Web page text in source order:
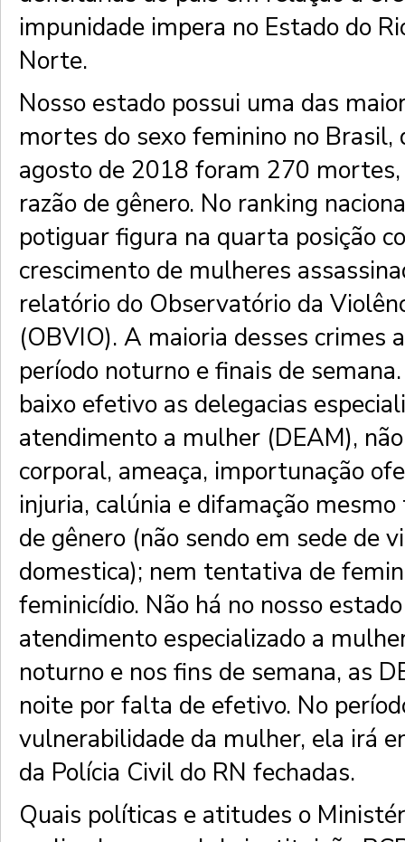
impunidade impera no Estado do
Norte.
Nosso estado possui uma das
mortes do sexo feminino no Brasil,
agosto de 2018 foram 270
razão de gênero. No ranking
potiguar figura na quarta posição
crescimento de mulheres
relatório do Observatório da
(OBVIO). A maioria desses crimes
período noturno e finais de
baixo efetivo as delegacias
atendimento a mulher (DEAM),
corporal, ameaça, importunação
injuria, calúnia e difamação
de gênero (não sendo em sede de
domestica); nem tentativa de
feminicídio. Não há no nosso
atendimento especializado a
noturno e nos fins de semana, as
noite por falta de efetivo. No
vulnerabilidade da mulher, ela irá
da Polícia Civil do RN fechadas.
Quais políticas e atitudes o